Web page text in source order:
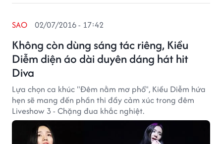
Không còn dùng sáng tác riêng, Kiều
Diễm diện áo dài duyên dáng hát hit
Diva
SAO 02/07/2016 - 17:42
Lựa chọn ca khúc "Đêm nằm mơ phố", Kiều Diễm hứa
hẹn sẽ mang đến phần thi đầy cảm xúc trong đêm
Liveshow 3 - Chặng đua khắc nghiệt.